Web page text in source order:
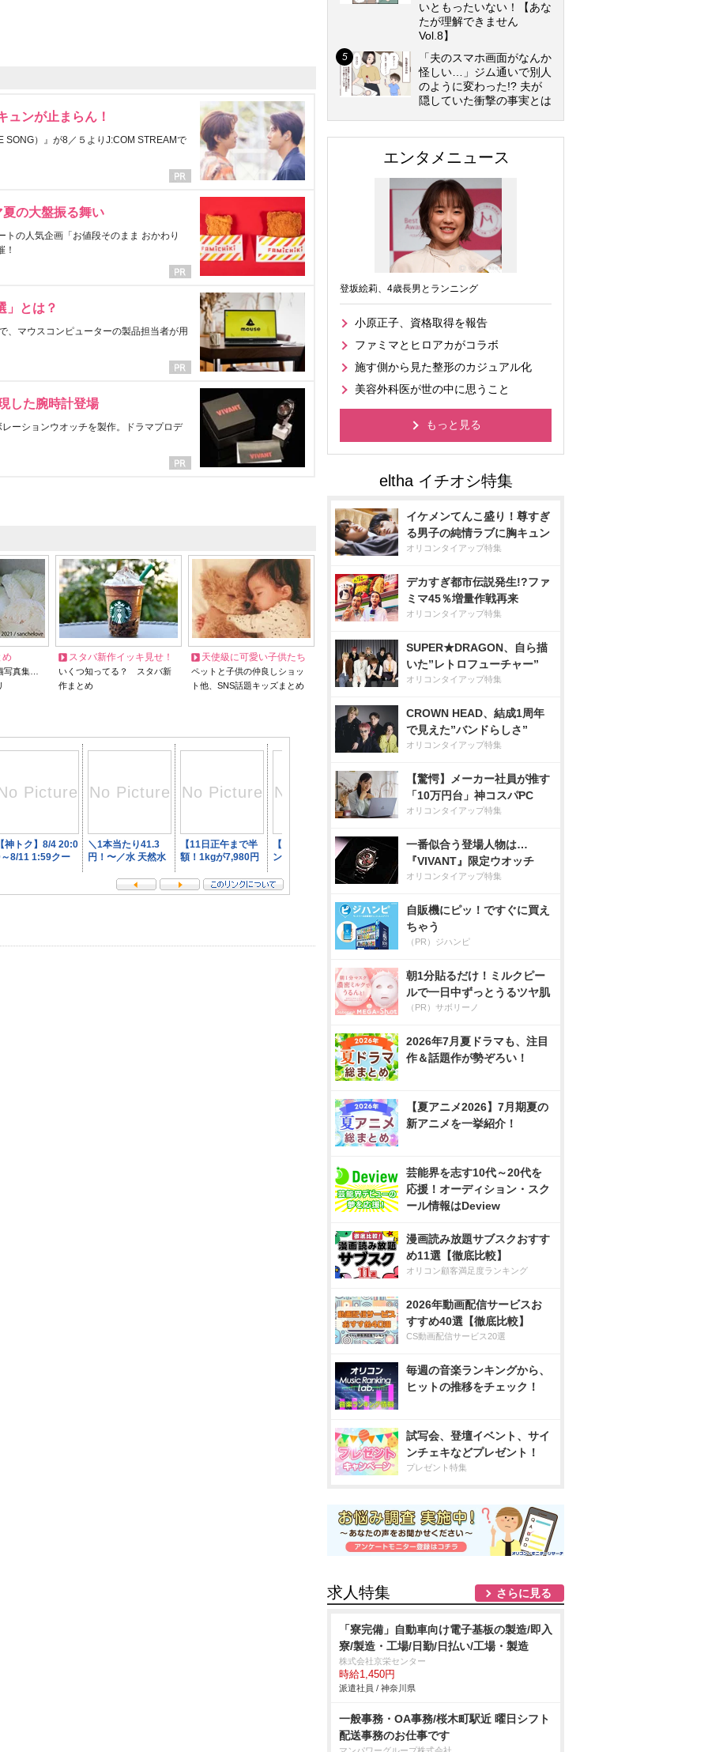
ュンが止まらん！
SONG）』が8／５よりJ:COM STREAMで
の大盤振る舞い
の人気企画「お値段そのまま おかわり
！
」とは？
、マウスコンピューターの製品担当者が用
した腕時計登場
ーションウオッチを製作。ドラマプロデ
め
写真集…
スタバ新作イッキ見せ！
いくつ知ってる？ スタバ新
作まとめ
天使級に可愛い子供たち
ペットと子供の仲良しショッ
ト他、SNS話題キッズまとめ
いともったいない！【あな
たが理解できません
Vol.8】
「夫のスマホ画面がなんか
怪しい…」ジム通いで別人
のように変わった!? 夫が
隠していた衝撃の事実とは
エンタメニュース
登坂絵莉、4歳長男とランニング
小原正子、資格取得を報告
ファミマとヒロアカがコラボ
施す側から見た整形のカジュアル化
美容外科医が世の中に思うこと
もっと見る
イケメンてんこ盛り！尊すぎ
る男子の純情ラブに胸キュン
オリコンタイアップ特集
デカすぎ都市伝説発生!?ファ
ミマ45％増量作戦再来
オリコンタイアップ特集
SUPER★DRAGON、自ら描
いた”レトロフューチャー”
オリコンタイアップ特集
CROWN HEAD、結成1周年
で見えた”バンドらしさ”
オリコンタイアップ特集
【驚愕】メーカー社員が推す
「10万円台」神コスパPC
オリコンタイアップ特集
一番似合う登場人物は…
『VIVANT』限定ウオッチ
オリコンタイアップ特集
自販機にピッ！ですぐに買え
ちゃう
（PR）ジハンピ
朝1分貼るだけ！ミルクピー
ルで一日中ずっとうるツヤ肌
（PR）サボリーノ
2026年7月夏ドラマも、注目
作＆話題作が勢ぞろい！
【夏アニメ2026】7月期夏の
新アニメを一挙紹介！
芸能界を志す10代～20代を
応援！オーディション・スク
ール情報はDeview
漫画読み放題サブスクおすす
め11選【徹底比較】
オリコン顧客満足度ランキング
2026年動画配信サービスお
すすめ40選【徹底比較】
CS動画配信サービス20選
毎週の音楽ランキングから、
ヒットの推移をチェック！
試写会、登壇イベント、サイ
ンチェキなどプレゼント！
プレゼント特集
求人特集 さらに見る
「寮完備」自動車向け電子基板の製造/即入
寮/製造・工場/日勤/日払い/工場・製造
株式会社京栄センター
時給1,450円
派遣社員 / 神奈川県
一般事務・OA事務/桜木町駅近 曜日シフト
配送事務のお仕事です